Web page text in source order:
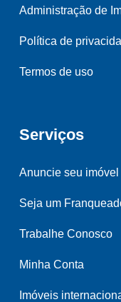
Administração de
Política de
Termos de uso
Serviços
Anuncie seu imóvel
Seja um
Trabalhe Conosco
Minha Conta
Imóveis